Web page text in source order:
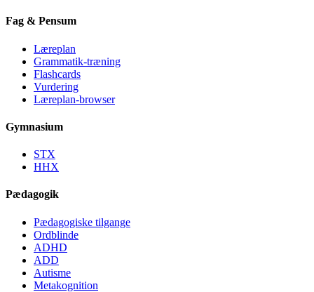
Fag & Pensum
Læreplan
Grammatik-træning
Flashcards
Vurdering
Læreplan-browser
Gymnasium
STX
HHX
Pædagogik
Pædagogiske tilgange
Ordblinde
ADHD
ADD
Autisme
Metakognition